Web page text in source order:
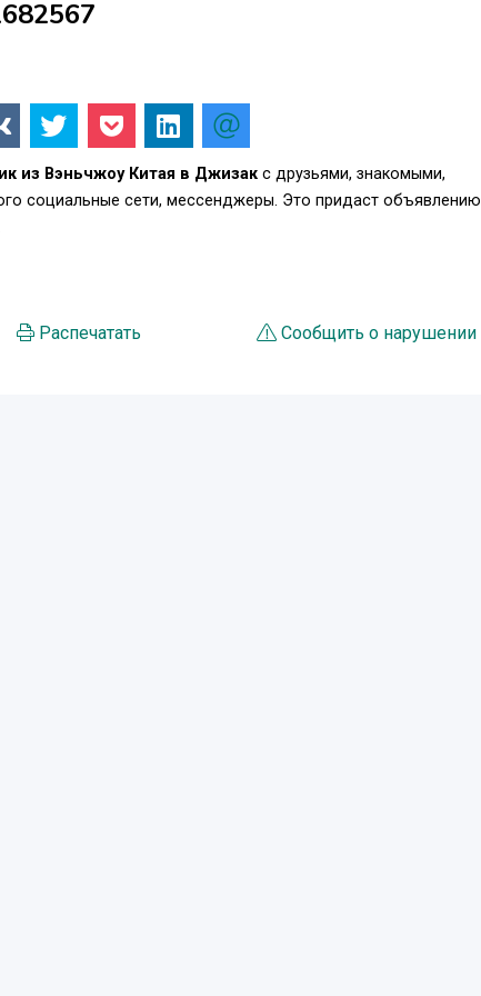
из Вэньчжоу Китая в Джизак с друзьями, знакомыми,
социальные сети, мессенджеры. Это придаст объявлению
Распечатать Сообщить о нарушении